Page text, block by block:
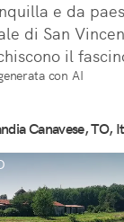
e da
di San
il
con AI
Canavese, TO,